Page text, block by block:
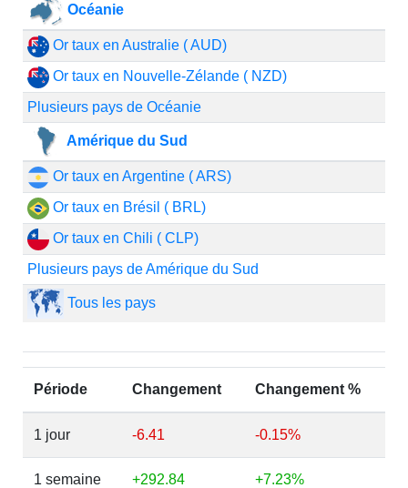
Océanie
Or taux en Australie ( AUD)
Or taux en Nouvelle-Zélande ( NZD)
Plusieurs pays de Océanie
Amérique du Sud
Or taux en Argentine ( ARS)
Or taux en Brésil ( BRL)
Or taux en Chili ( CLP)
Plusieurs pays de Amérique du Sud
Tous les pays
Période Changement Changement %
1 jour -6.41 -0.15%
1 semaine +292.84 +7.23%